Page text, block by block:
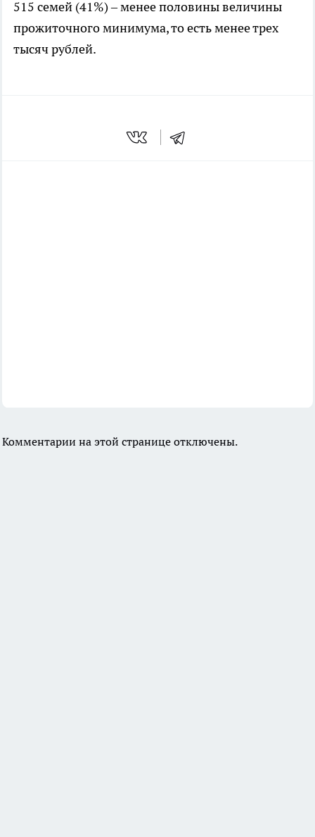
515 семей (41%) – менее половины величины
прожиточного минимума, то есть менее трех
тысяч рублей.
Комментарии на этой странице отключены.